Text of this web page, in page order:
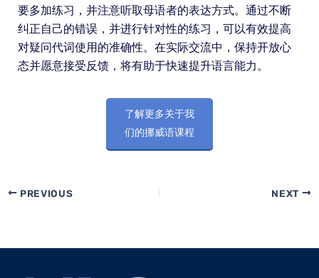
要多加练习，并注意听取母语者的表达方式。通过不断
纠正自己的错误，并进行针对性的练习，可以有效提高
对疑问代词使用的准确性。在实际交流中，保持开放心
态并愿意接受反馈，将有助于快速提升语言能力。
了解更多关于我
们的挪威语课程
PREVIOUS NEXT